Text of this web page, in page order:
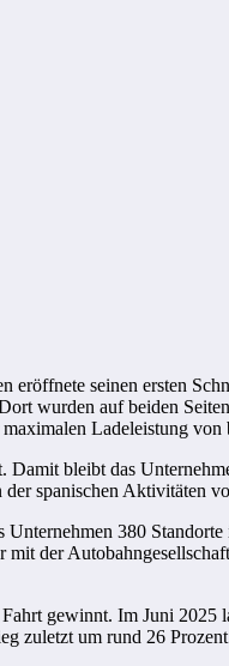
eröffnete seinen ersten
wurden auf beiden
Ladeleistung
Damit bleibt das
spanischen Aktivitäten
380
der
gewinnt. Im Juni 2025
zuletzt um rund 26